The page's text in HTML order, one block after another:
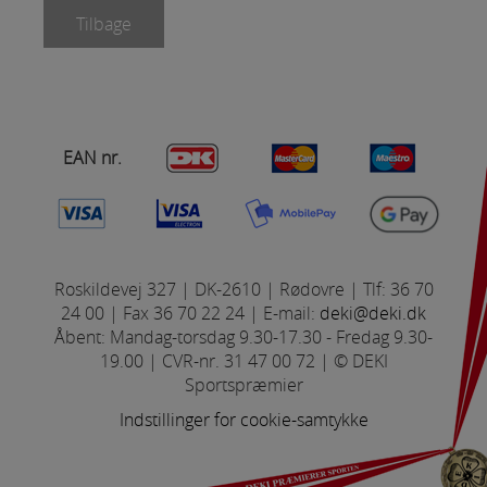
Tilbage
EAN nr.
Roskildevej 327 | DK-2610 | Rødovre | Tlf: 36 70
24 00 | Fax 36 70 22 24 | E-mail: deki@deki.dk
Åbent: Mandag-torsdag 9.30-17.30 - Fredag 9.30-
19.00 | CVR-nr. 31 47 00 72 | © DEKI
Sportspræmier
Indstillinger for cookie-samtykke